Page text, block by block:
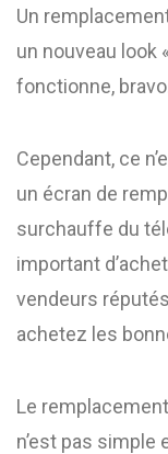
Un
un nouveau look
fonctionne,
Cependant, ce
un écran de
surchauffe du
important
vendeurs
achetez les
Le
n’est pas simple